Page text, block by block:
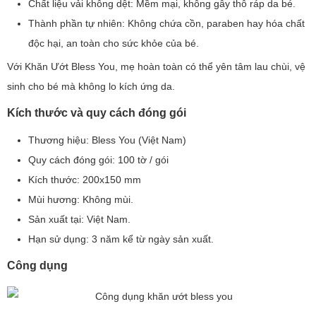
Chất liệu vải không dệt: Mềm mại, không gây thô ráp da bé.
Thành phần tự nhiên: Không chứa cồn, paraben hay hóa chất
độc hại, an toàn cho sức khỏe của bé.
Với Khăn Ướt Bless You, mẹ hoàn toàn có thể yên tâm lau chùi, vệ
sinh cho bé mà không lo kích ứng da.
Kích thước và quy cách đóng gói
Thương hiệu: Bless You (Việt Nam)
Quy cách đóng gói: 100 tờ / gói
Kích thước: 200x150 mm
Mùi hương: Không mùi.
Sản xuất tại: Việt Nam.
Hạn sử dụng: 3 năm kể từ ngày sản xuất.
Công dụng